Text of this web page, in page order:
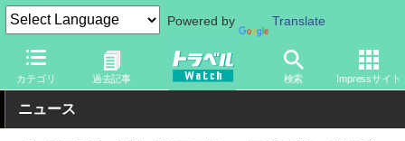
Powered by Translate
カテゴリ 過去記事 検索 Impressサイト
トラベル Watch イベント 国際博覧会 2025年大阪・関西万博
ニュース